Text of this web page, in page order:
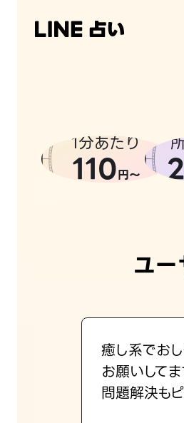
1分あたり
110円〜 2
ユ
癒し系でお
お願いして
問題解決もピ